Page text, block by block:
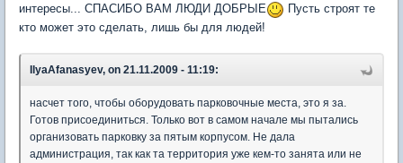
интересы... СПАСИБО ВАМ ЛЮДИ ДОБРЫЕ
Пусть строят те
кто может это сделать, лишь бы для людей!
IlyaAfanasyev, on 21.11.2009 - 11:19:
насчет того, чтобы оборудовать парковочные места, это я за.
Готов присоединиться. Только вот в самом начале мы пытались
организовать парковку за пятым корпусом. Не дала
администрация, так как та территория уже кем-то занята или не